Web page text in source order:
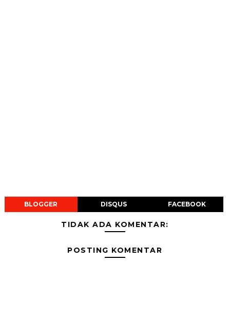
BLOGGER DISQUS FACEBOOK
TIDAK ADA KOMENTAR:
POSTING KOMENTAR